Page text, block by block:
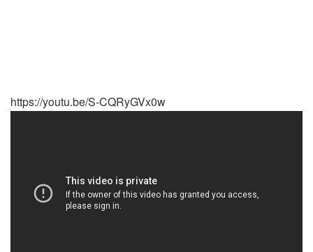
https://youtu.be/S-CQRyGVx0w